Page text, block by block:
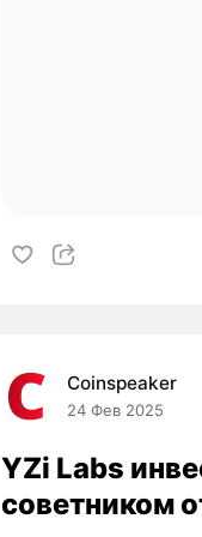
Coinspeaker
24 Фев 2025
YZi Labs
советником